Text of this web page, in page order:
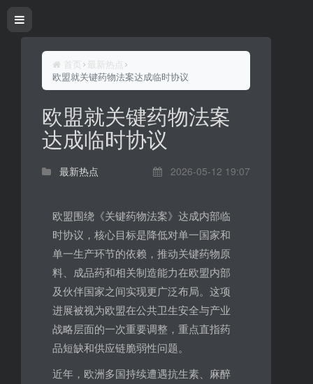
首页
最新热点
欧盟就关键药物法案达成临时协议
欧盟就关键药物法案
达成临时协议
最新热点 2026-05-12 19:07
欧盟围绕《关键药物法案》达成内部临
时协议，核心目标是降低对单一国家和
单一生产环节的依赖，推动关键药物原
料、成品药和相关制造能力在欧盟内部
及伙伴国家之间实现更广泛布局。这项
进展被视为欧盟在公共卫生安全与产业
战略层面的一次重要调整，重点直指药
品短缺和供应链脆弱性问题。
近年，欧洲多国持续遭遇抗生素、麻醉